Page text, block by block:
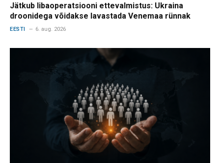
Jätkub libaoperatsiooni ettevalmistus: Ukraina
droonidega võidakse lavastada Venemaa rünnak
EESTI 6. aug. 2026